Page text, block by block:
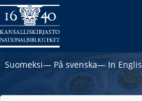
Suomeksi― På svenska― In